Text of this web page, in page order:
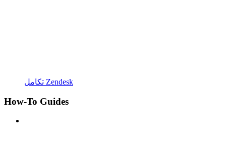
تكامل Zendesk
How-To Guides